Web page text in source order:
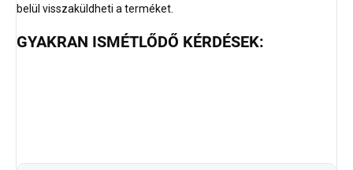
belül visszaküldheti a terméket.
GYAKRAN ISMÉTLŐDŐ KÉRDÉSEK: